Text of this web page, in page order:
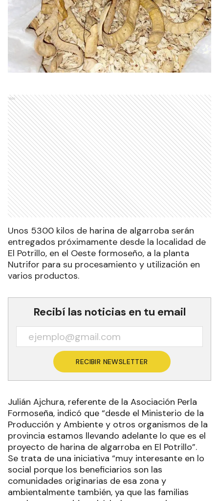
Ads
Unos 5300 kilos de harina de algarroba serán
entregados próximamente desde la localidad de
El Potrillo, en el Oeste formoseño, a la planta
Nutrifor para su procesamiento y utilización en
varios productos.
Recibí las noticias en tu email
RECIBIR NEWSLETTER
Julián Ajchura, referente de la Asociación Perla
Formoseña, indicó que “desde el Ministerio de la
Producción y Ambiente y otros organismos de la
provincia estamos llevando adelante lo que es el
proyecto de harina de algarroba en El Potrillo”.
Se trata de una iniciativa “muy interesante en lo
social porque los beneficiarios son las
comunidades originarias de esa zona y
ambientalmente también, ya que las familias